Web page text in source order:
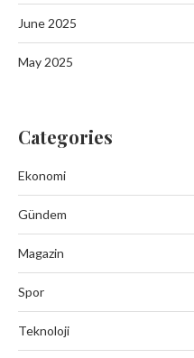
June 2025
May 2025
Categories
Ekonomi
Gündem
Magazin
Spor
Teknoloji